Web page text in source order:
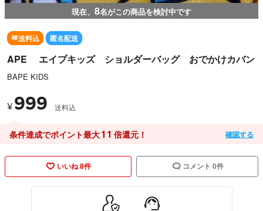
現在、 8名がこの商品を検討中です
送料込 匿名配送
APE エイプキッズ ショルダーバッグ おでかけカバン
BAPE KIDS
¥ 999 送料込
条件達成でポイント最大11 倍還元！ 確認する
いいね 8件 コメント 0件